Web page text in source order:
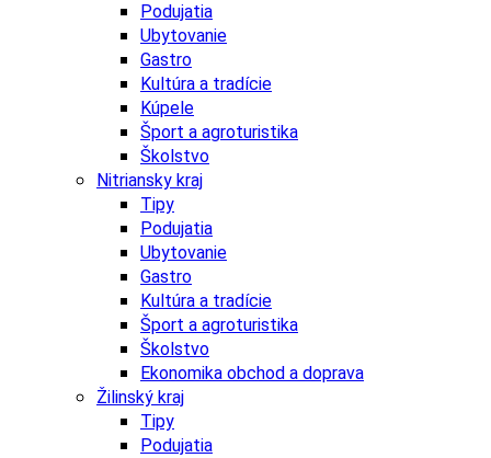
Podujatia
Ubytovanie
Gastro
Kultúra a tradície
Kúpele
Šport a agroturistika
Školstvo
Nitriansky kraj
Tipy
Podujatia
Ubytovanie
Gastro
Kultúra a tradície
Šport a agroturistika
Školstvo
Ekonomika obchod a doprava
Žilinský kraj
Tipy
Podujatia